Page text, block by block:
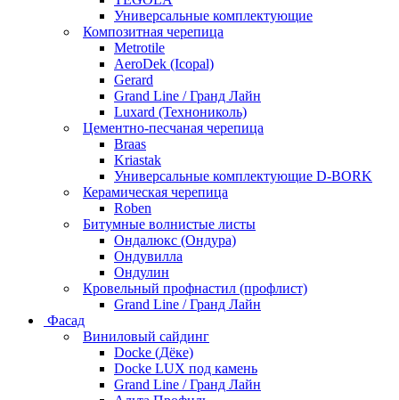
Универсальные комплектующие
Композитная черепица
Metrotile
AeroDek (Icopal)
Gerard
Grand Line / Гранд Лайн
Luxard (Технониколь)
Цементно-песчаная черепица
Braas
Kriastak
Универсальные комплектующие D-BORK
Керамическая черепица
Roben
Битумные волнистые листы
Ондалюкс (Ондура)
Ондувилла
Ондулин
Кровельный профнастил (профлист)
Grand Line / Гранд Лайн
Фасад
Виниловый сайдинг
Docke (Дёке)
Docke LUX под камень
Grand Line / Гранд Лайн